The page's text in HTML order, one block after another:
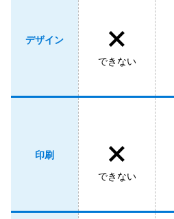
デザイン ×
できない
印刷 ×
できない